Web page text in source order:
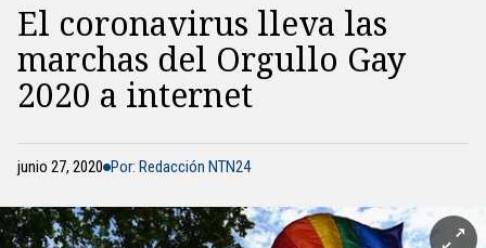
El coronavirus lleva las
marchas del Orgullo Gay
2020 a internet
junio 27, 2020 Por: Redacción NTN24